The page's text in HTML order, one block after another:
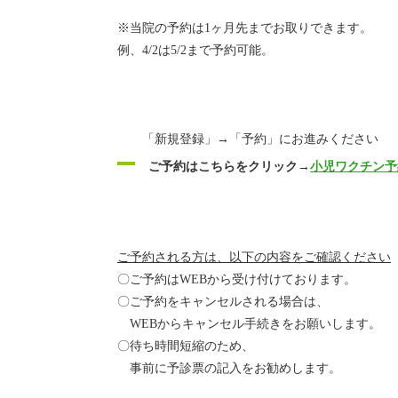
※当院の予約は1ヶ月先までお取りできます。
例、4/2は5/2まで予約可能。
「新規登録」→「予約」にお進みください
ご予約はこちらをクリック→ 小児ワクチン
ご予約される方は、以下の内容をご確認ください
〇ご予約はWEBから受け付けております。
〇ご予約をキャンセルされる場合は、
WEBからキャンセル手続きをお願いします。
〇待ち時間短縮のため、
事前に予診票の記入をお勧めします。